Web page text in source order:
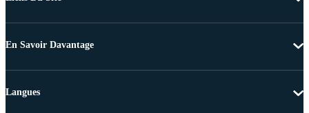
En Savoir Davantage
Langues